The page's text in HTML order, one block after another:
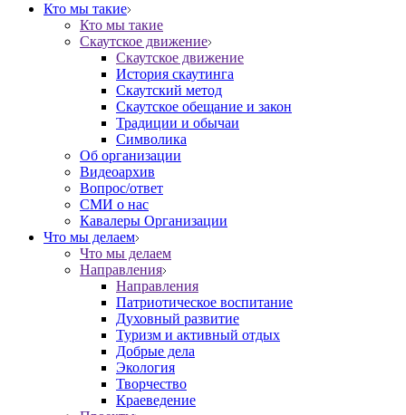
Кто мы такие
Кто мы такие
Скаутское движение
Скаутское движение
История скаутинга
Скаутский метод
Скаутское обещание и закон
Традиции и обычаи
Символика
Об организации
Видеоархив
Вопрос/ответ
СМИ о нас
Кавалеры Организации
Что мы делаем
Что мы делаем
Направления
Направления
Патриотическое воспитание
Духовный развитие
Туризм и активный отдых
Добрые дела
Экология
Творчество
Краеведение